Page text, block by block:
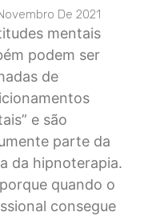
De 2021
mentais
podem ser
de
e são
parte da
da hipnoterapia.
quando o
consegue